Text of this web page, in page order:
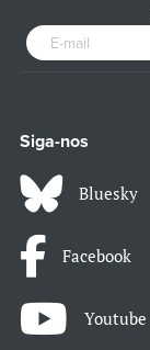
Siga-nos
Bluesky
Facebook
Youtube